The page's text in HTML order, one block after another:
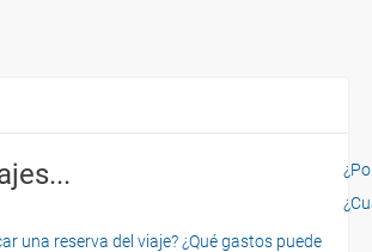
una reserva del viaje? ¿Qué gastos puede